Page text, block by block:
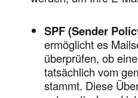
SPF (Sender
ermöglicht es
überprüfen, ob
tatsächlich vom
stammt. Diese